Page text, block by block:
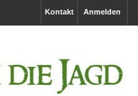
Anmelden
Kontakt